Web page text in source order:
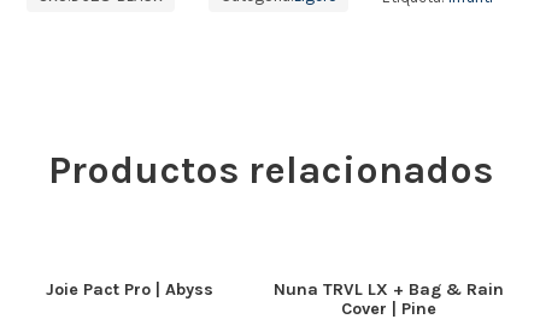
Productos relacionados
Joie Pact Pro | Abyss
Nuna TRVL LX + Bag & Rain
Cover | Pine